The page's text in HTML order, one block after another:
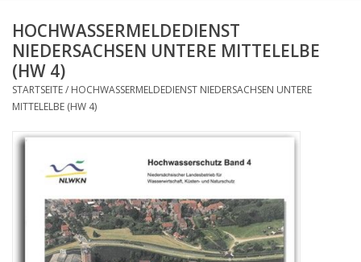
Wasserwirtschaft
Jahresberichte
Informationsbroschüre NLWKN
HOCHWASSERMELDEDIENST
NIEDERSACHSEN UNTERE MITTELELBE
(HW 4)
STARTSEITE/ HOCHWASSERMELDEDIENST NIEDERSACHSEN UNTERE
MITTELELBE (HW 4)